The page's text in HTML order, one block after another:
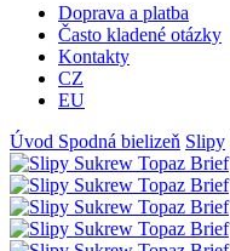
Doprava a platba
Často kladené otázky
Kontakty
CZ
EU
Úvod Spodná bielizeň Slipy